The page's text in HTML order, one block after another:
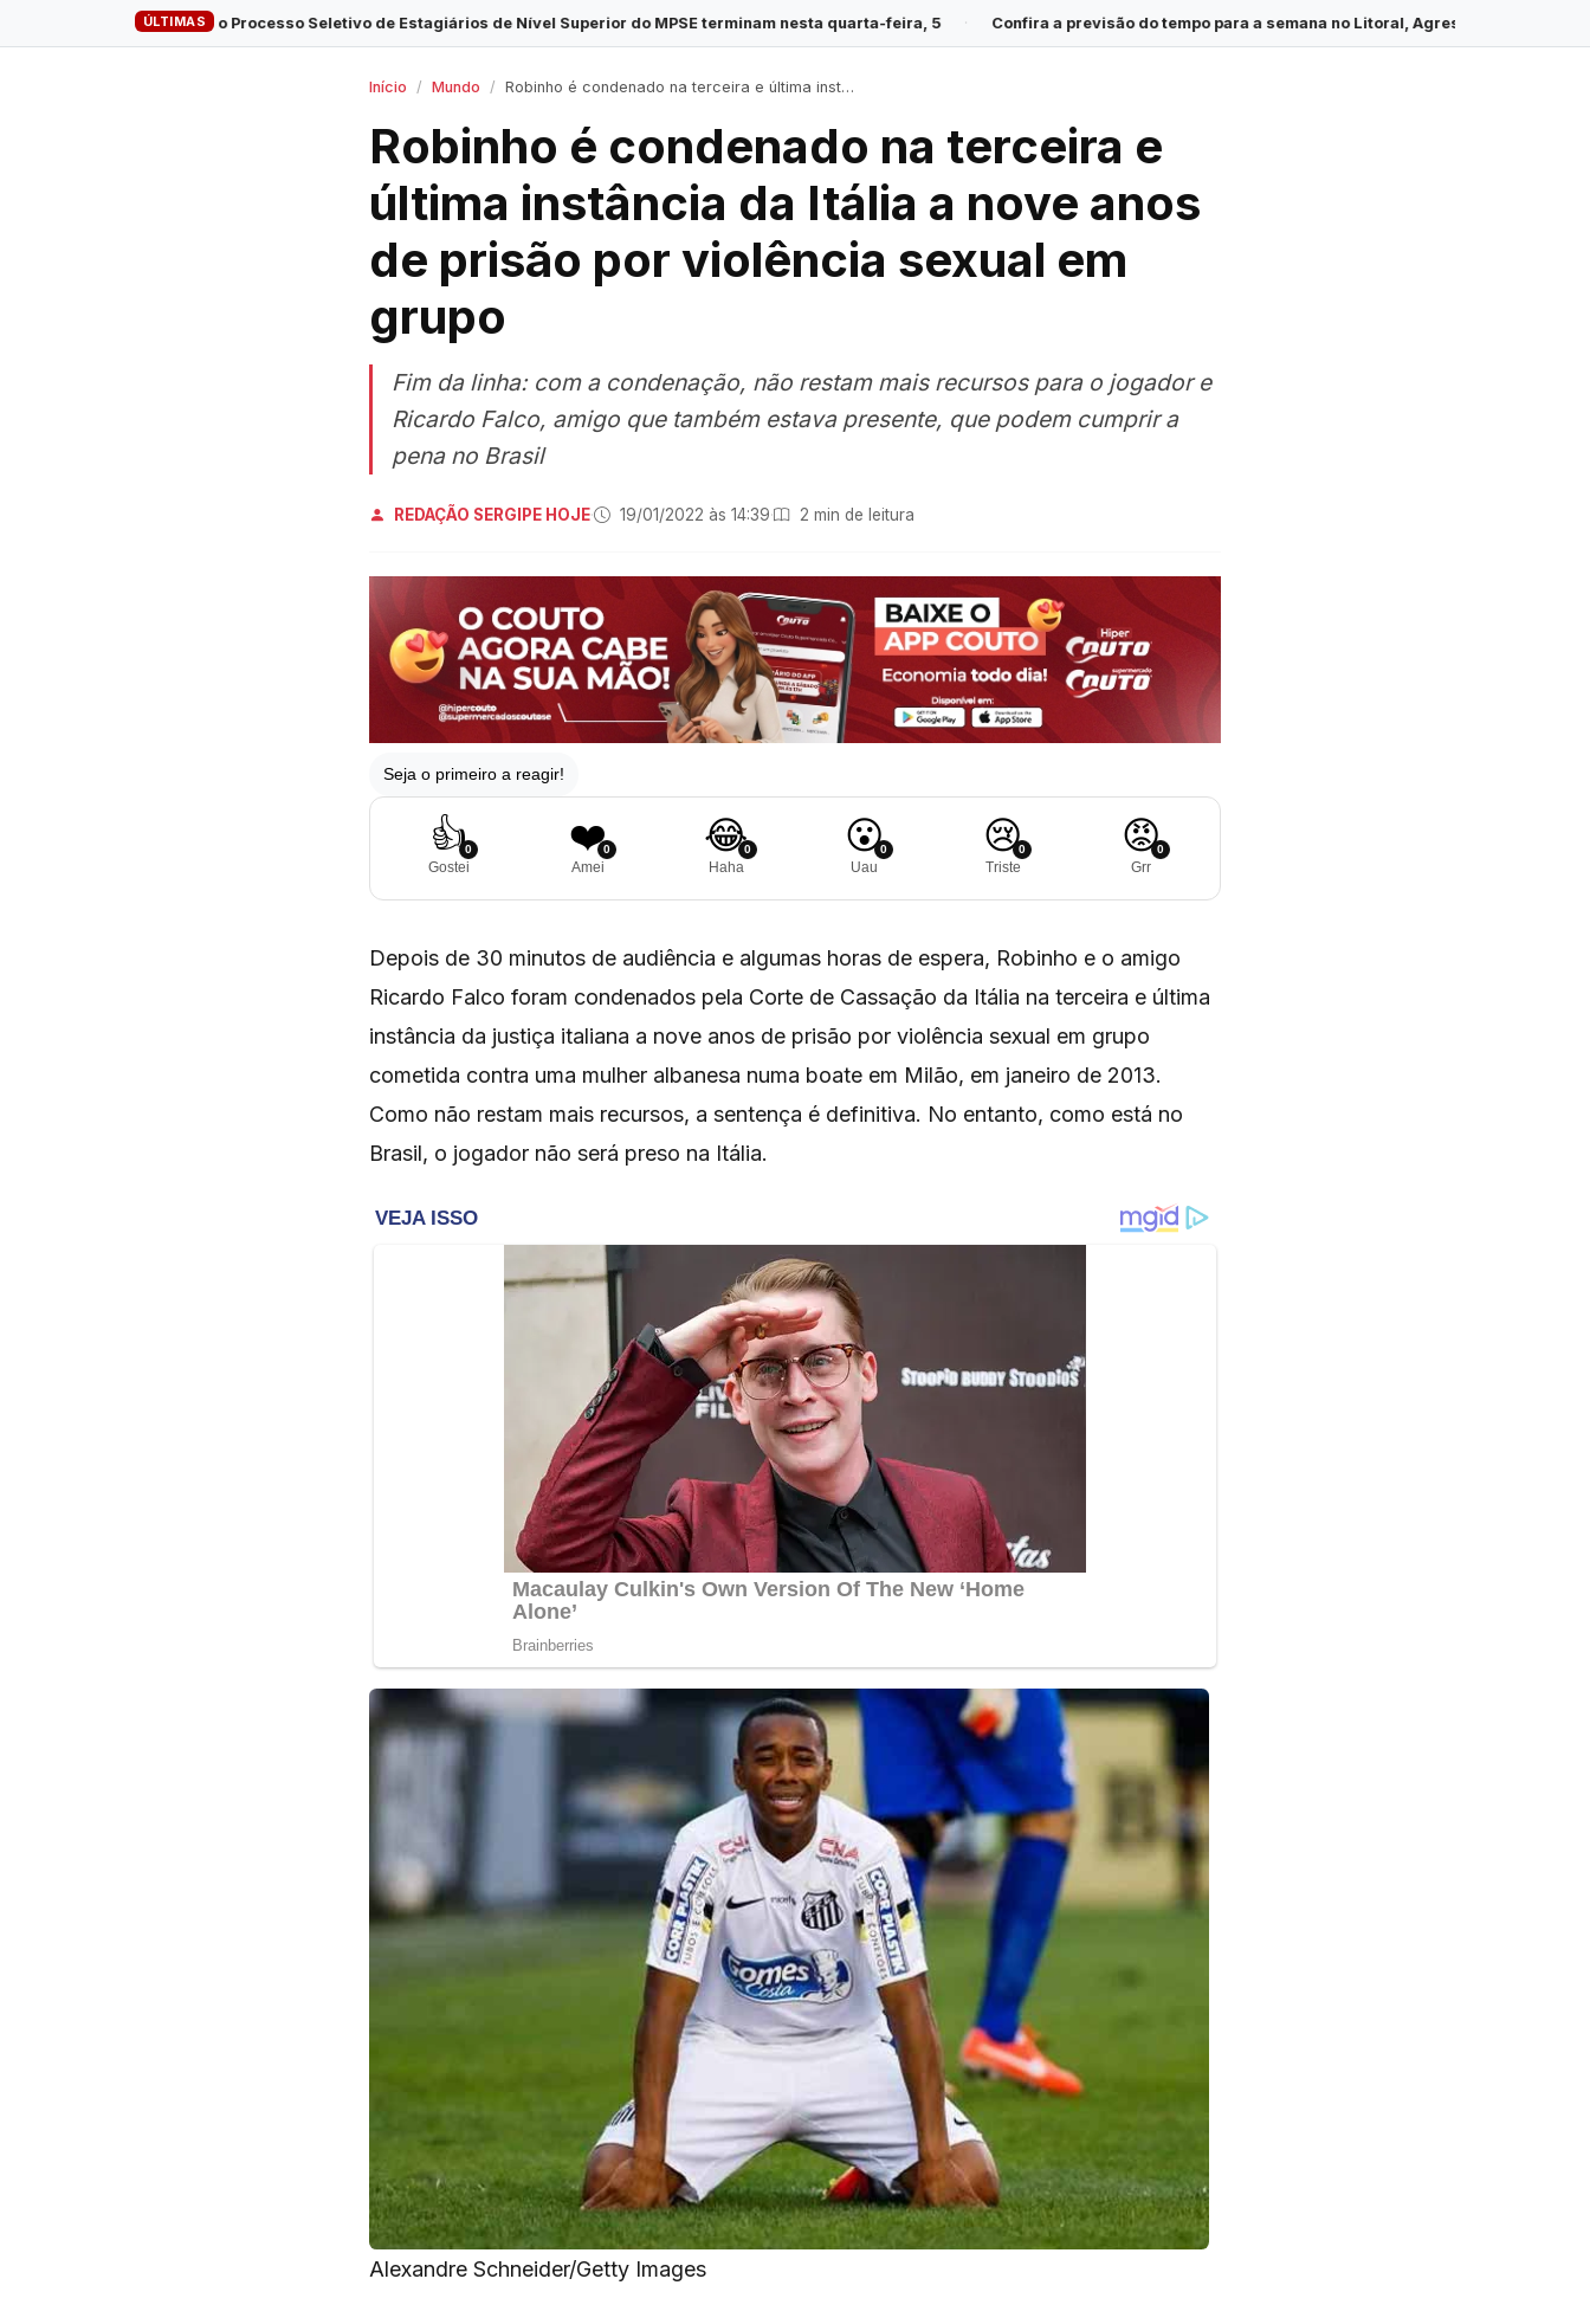
ÚLTIMAS
para o Processo Seletivo de Estagiários de Nível Superior do MPSE terminam nesta quarta-feira, 5 · Confira a previsão do tempo para a semana no Litoral, Agreste e Sertão de Sergipe
Início Mundo Robinho é condenado na terceira e última instância da Itália a nove anos de prisão por violência sexual em grupo
Robinho é condenado na terceira e
última instância da Itália a nove anos
de prisão por violência sexual em
grupo
Fim da linha: com a condenação, não restam mais recursos para o jogador e
Ricardo Falco, amigo que também estava presente, que podem cumprir a
pena no Brasil
REDAÇÃO SERGIPE HOJE· 19/01/2022 às 14:39· 2 min de leitura
Seja o primeiro a reagir!
👍0
Gostei
❤️0
Amei
😂0
Haha
😮0
Uau
😢0
Triste
😡0
Grr
Depois de 30 minutos de audiência e algumas horas de espera, Robinho e o amigo
Ricardo Falco foram condenados pela Corte de Cassação da Itália na terceira e última
instância da justiça italiana a nove anos de prisão por violência sexual em grupo
cometida contra uma mulher albanesa numa boate em Milão, em janeiro de 2013.
Como não restam mais recursos, a sentença é definitiva. No entanto, como está no
Brasil, o jogador não será preso na Itália.
Alexandre Schneider/Getty Images